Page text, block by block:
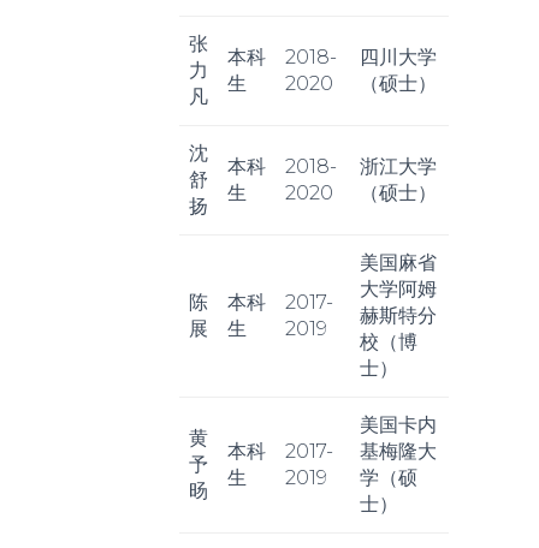
张
力
凡
本科
生
2018-
2020
四川大学
（硕士）
沈
舒
扬
本科
生
2018-
2020
浙江大学
（硕士）
陈
展
本科
生
2017-
2019
美国麻省
大学阿姆
赫斯特分
校（博
士）
黄
予
旸
本科
生
2017-
2019
美国卡内
基梅隆大
学（硕
士）